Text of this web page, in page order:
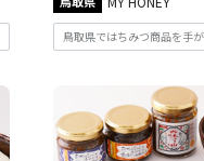
鳥取県ではちみつ商品を手